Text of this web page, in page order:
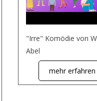
"Irre" Komödie von
Abel
mehr erfahren